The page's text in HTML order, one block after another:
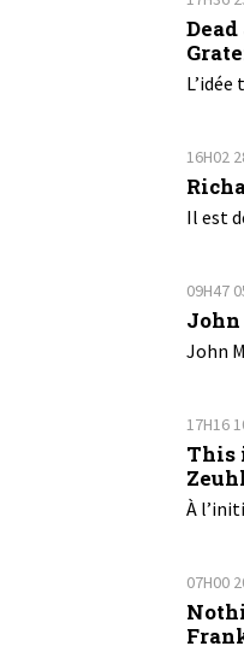
16H02
Il est
09H47
John
John
17H16
This
À
07H00